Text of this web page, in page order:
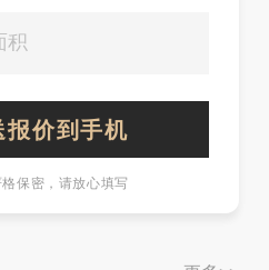
保密，请放心填写